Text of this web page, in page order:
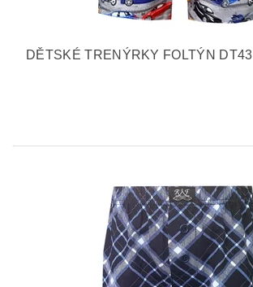
DĚTSKÉ TRENÝRKY FOLTÝN DT43